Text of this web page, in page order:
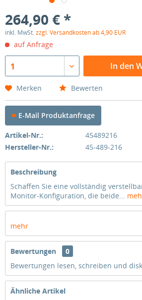
264,90 € *
inkl. MwSt.zzgl. Versandkosten ab 4,90 EUR
auf Anfrage
1 In den
Merken Bewerten
E-Mail Produktanfrage
Artikel-Nr.:
45489216
Hersteller-Nr.:
45-489-216
Beschreibung
Schaffen Sie eine vollständig
Monitor-Konfiguration, die beide...
mehr
Bewertungen
0
Bewertungen lesen, schreiben und
Ähnliche Artikel